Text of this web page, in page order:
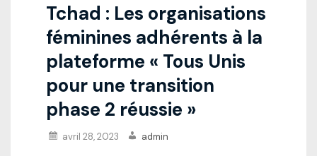
Tchad : Les organisations
féminines adhérents à la
plateforme « Tous Unis
pour une transition
phase 2 réussie »
avril 28, 2023 admin